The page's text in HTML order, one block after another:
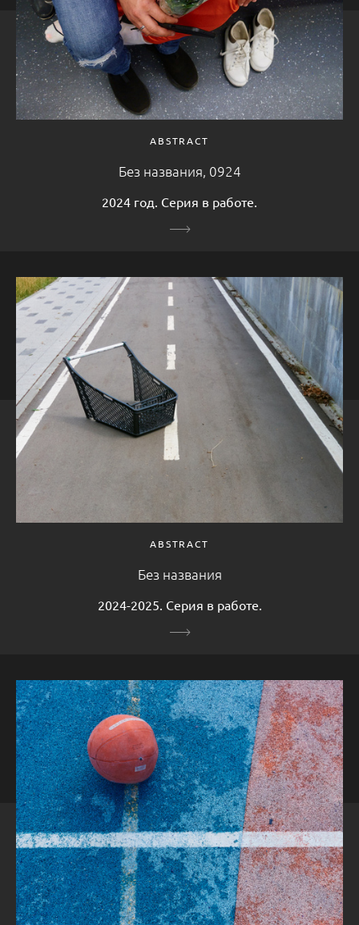
ABSTRACT
Без названия, 0924
2024 год. Серия в работе.
ABSTRACT
Без названия
2024-2025. Серия в работе.